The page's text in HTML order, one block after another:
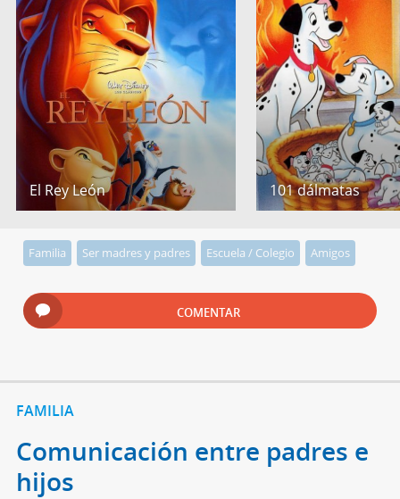
El Rey León 101 dálmatas
Familia Ser madres y padres Escuela / Colegio Amigos
COMENTAR
FAMILIA
Comunicación entre padres e
hijos